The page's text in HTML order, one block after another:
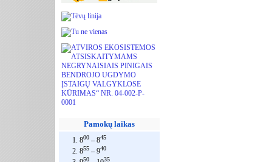
Pamokų laikas
1. 800 – 845
2. 855 – 940
50 35